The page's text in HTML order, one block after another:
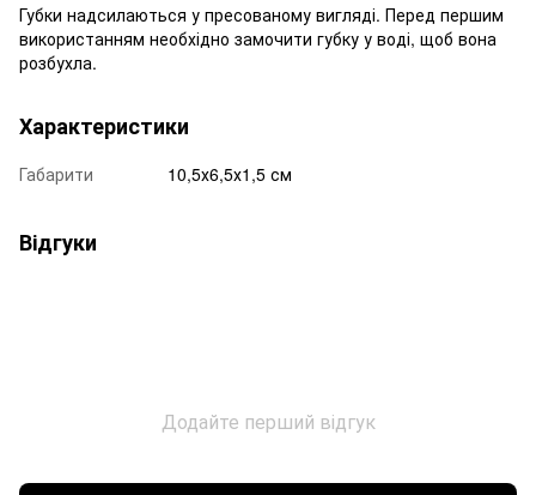
Губки надсилаються у пресованому вигляді. Перед першим
використанням необхідно замочити губку у воді, щоб вона
розбухла.
Характеристики
Габарити 10,5х6,5х1,5 см
Відгуки
Додайте перший відгук